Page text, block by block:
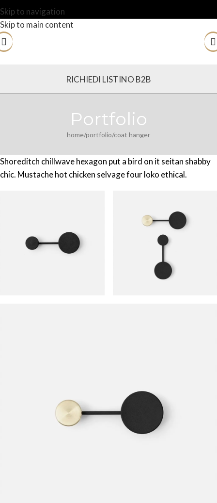
Skip to navigation
Skip to main content
RICHIEDI LISTINO B2B
Portfolio
home portfolio coat hanger
Shoreditch chillwave hexagon put a bird on it seitan shabby
chic. Mustache hot chicken selvage four loko ethical.